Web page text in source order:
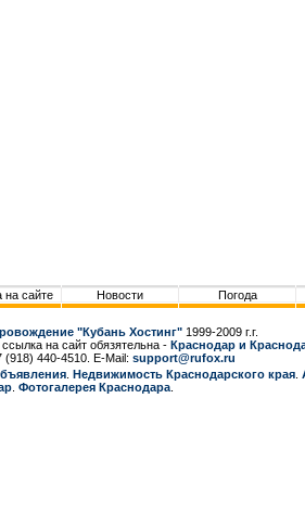
на сайте Новости Погода
"Кубань Хостинг" 1999-2009 г.г.
на сайт обязятельна - Краснодар и
440-4510. E-Mail: support@rufox.ru
Недвижимость Краснодарcкого края
Фотогалерея Краснодара